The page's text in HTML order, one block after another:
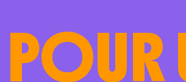
POUR